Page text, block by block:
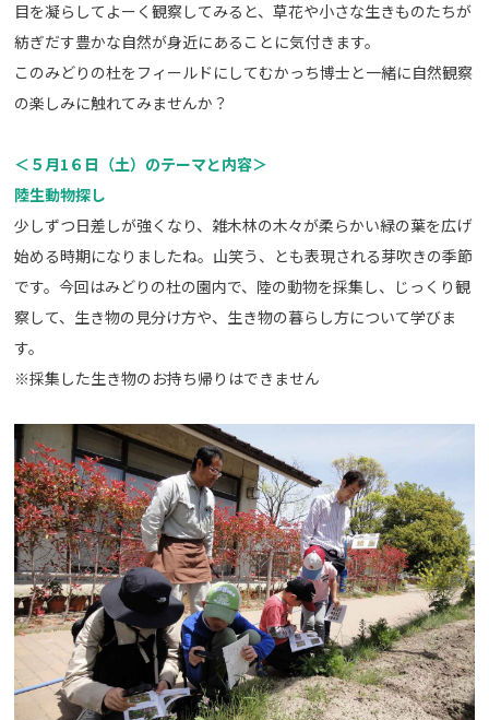
目を凝らしてよーく観察してみると、草花や小さな生きものたちが
紡ぎだす豊かな自然が身近にあることに気付きます。
このみどりの杜をフィールドにしてむかっち博士と一緒に自然観察
の楽しみに触れてみませんか？
＜５月1６日（土）のテーマと内容＞
陸生動物探し
少しずつ日差しが強くなり、雑木林の木々が柔らかい緑の葉を広げ
始める時期になりましたね。山笑う、とも表現される芽吹きの季節
です。今回はみどりの杜の園内で、陸の動物を採集し、じっくり観
察して、生き物の見分け方や、生き物の暮らし方について学びま
す。
※採集した生き物のお持ち帰りはできません